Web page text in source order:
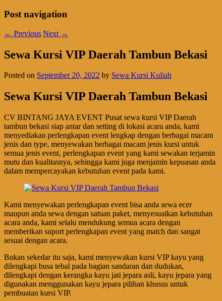
Post navigation
← Previous Next →
Sewa Kursi VIP Daerah Tambun Bekasi
Posted on September 20, 2022 by Sewa Kursi Kuliah
Sewa Kursi VIP Daerah Tambun Bekasi
CV BINTANG JAYA EVENT Pusat sewa kursi VIP Daerah
tambun bekasi siap antar dan setting di lokasi acara anda, kami
menyediakan perlengkapan event lengkap dengan berbagai macam
jenis dan type, menyewakan berbagai macam jenis kursi untuk
semua jenis event, perlengkapan event yang kami sewakan terjamin
mutu dan kualitasnya, sehingga kami juga menjamin kepuasan anda
dalam mempercayakan kebutuhan event pada kami.
Kami menyewakan perlengkapan event bisa anda sewa ecer
maupun anda sewa dengan satuan paket, menyesuaikan kebutuhan
acara anda, kami selalu mendukung semua acara dengan
memberikan suport perlengkapan event yang match dan sangat
sesuai dengan acara.
Bukan sekedar itu saja, kami menyewakan kursi VIP kayu yang
dilengkapi busa tebal pada bagian sandaran dan dudukan,
dilengkapi dengan kerangka kayu jati jepara asli, kayu jepara yang
digunakan menggunakan kayu jepara pilihan khusus untuk
pembuatan kursi VIP.